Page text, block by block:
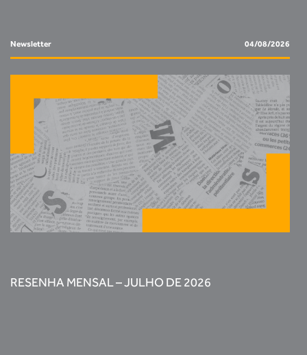
Newsletter 04/08/2026
RESENHA MENSAL – JULHO DE 2026